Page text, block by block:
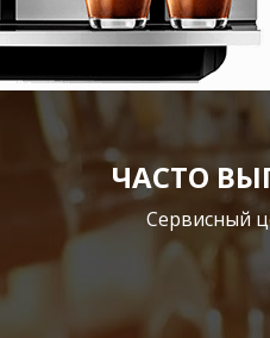
ЧАСТО
Сервисный